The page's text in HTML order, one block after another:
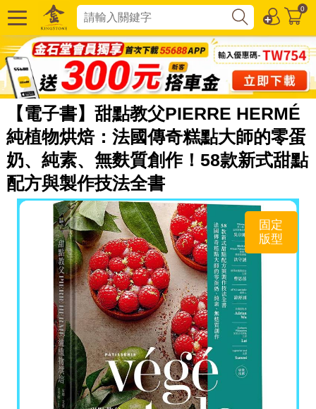
0
【電子書】甜點教父PIERRE HERMÉ
純植物烘焙：法國傳奇糕點大師的零蛋
奶、純素、無麩質創作！58款新式甜點
配方與製作技法全書
固定
版型